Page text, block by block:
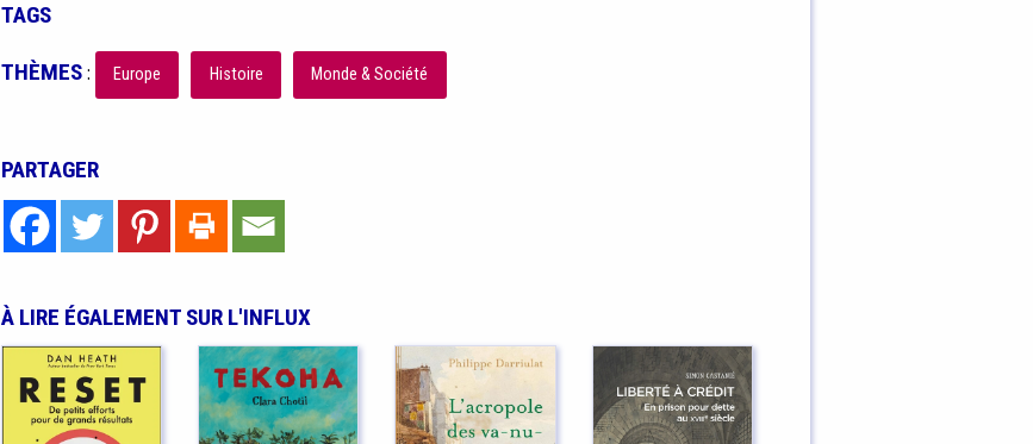
TAGS
THÈMES: Europe Histoire Monde & Société
PARTAGER
À LIRE ÉGALEMENT SUR L'INFLUX